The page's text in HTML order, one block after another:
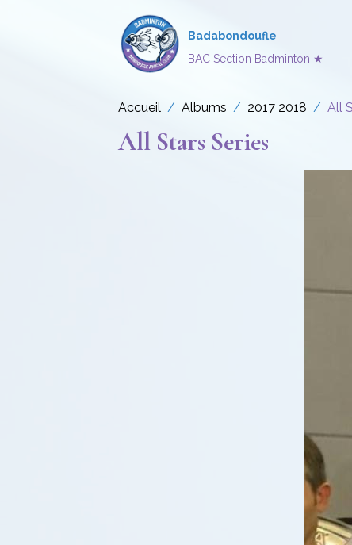
Badabondoufle
BAC Section Badminton ★
Accueil Albums 2017 2018 All
All Stars Series